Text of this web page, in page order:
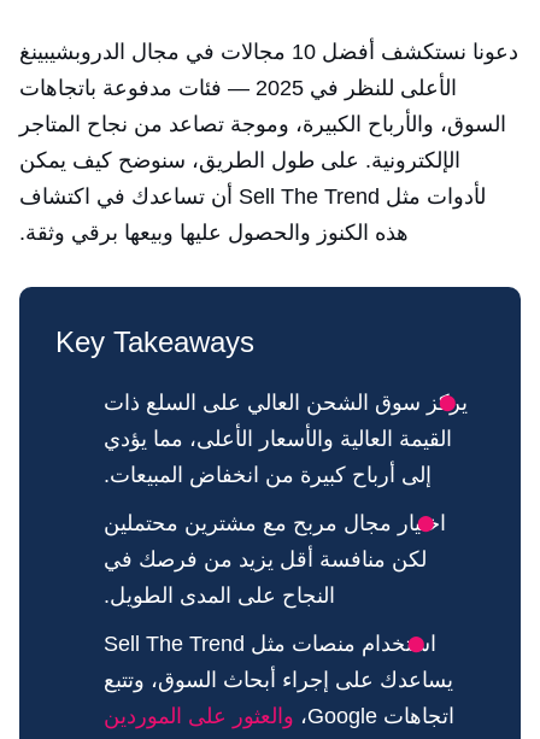
دعونا نستكشف أفضل 10 مجالات في مجال الدروبشيبينغ
الأعلى للنظر في 2025 — فئات مدفوعة باتجاهات
السوق، والأرباح الكبيرة، وموجة تصاعد من نجاح المتاجر
الإلكترونية. على طول الطريق، سنوضح كيف يمكن
لأدوات مثل Sell The Trend أن تساعدك في اكتشاف
هذه الكنوز والحصول عليها وبيعها برقي وثقة.
Key Takeaways
يركز سوق الشحن العالي على السلع ذات
القيمة العالية والأسعار الأعلى، مما يؤدي
إلى أرباح كبيرة من انخفاض المبيعات.
اختيار مجال مربح مع مشترين محتملين
لكن منافسة أقل يزيد من فرصك في
النجاح على المدى الطويل.
استخدام منصات مثل Sell The Trend
يساعدك على إجراء أبحاث السوق، وتتبع
اتجاهات Google،
والعثور على الموردين